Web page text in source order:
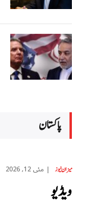
پاکستان
میزان نیوز مئی 12, 2026
ویڈیو